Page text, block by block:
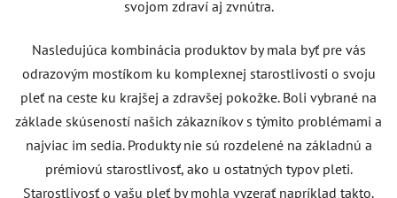
svojom zdraví aj zvnútra.
Nasledujúca kombinácia produktov by mala byť pre vás
odrazovým mostíkom ku komplexnej starostlivosti o svoju
pleť na ceste ku krajšej a zdravšej pokožke. Boli vybrané na
základe skúseností našich zákazníkov s týmito problémami a
najviac im sedia. Produkty nie sú rozdelené na základnú a
prémiovú starostlivosť, ako u ostatných typov pleti.
Starostlivosť o vašu pleť by mohla vyzerať napríklad takto.